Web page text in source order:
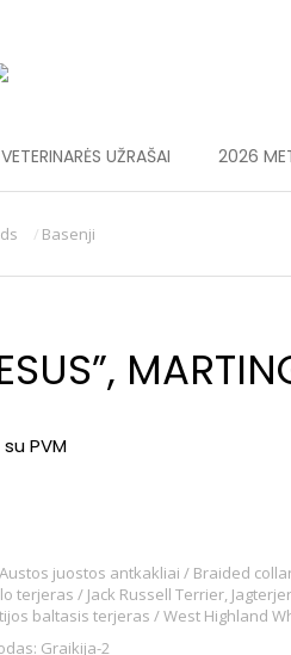
VETERINARĖS UŽRAŠAI 2026
Basenji
su PVM
Austos juostos antkakliai / Braided
terjeras / Jack Russell Terrier,
baltasis terjeras / West Highland
Graikija-2